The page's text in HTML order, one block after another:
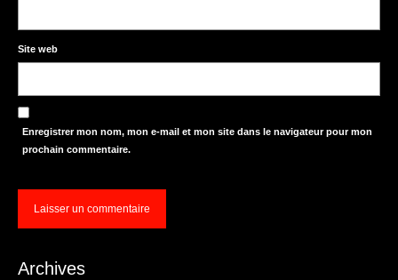
Site web
Enregistrer mon nom, mon e-mail et mon site dans le navigateur pour mon
prochain commentaire.
Archives